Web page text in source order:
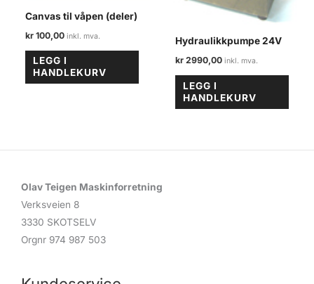
Canvas til våpen (deler)
kr 100,00
LEGG I
HANDLEKURV
Hydraulikkpumpe 24V
kr 2990,00
LEGG I
HANDLEKURV
Olav Teigen Maskinforretning
Verksveien 8
3330 SKOTSELV
Orgnr 974 987 503